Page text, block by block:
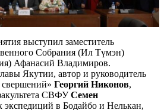
выступил заместитель
Собрания (Ил Түмэн)
Афанасий Владимиров.
Якутии, автор и руководитель
Георгий Никонов,
СВФУСемен
экспедиций в Бодайбо и Нелькан,